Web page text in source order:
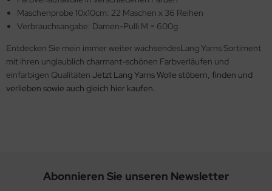
Maschenprobe 10x10cm: 22 Maschen x 36 Reihen
Verbrauchsangabe: Damen-Pulli M = 600g
Entdecken Sie mein immer weiter wachsendesLang Yarns Sortiment
mit ihren unglaublich charmant-schönen Farbverläufen und
einfarbigen Qualitäten Jetzt Lang Yarns Wolle stöbern, finden und
verlieben sowie auch gleich hier kaufen.
Abonnieren Sie unseren Newsletter